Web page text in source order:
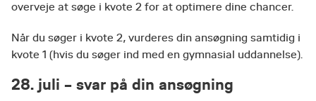
overveje at søge i kvote 2 for at optimere dine chancer.
Når du søger i kvote 2, vurderes din ansøgning samtidig i
kvote 1 (hvis du søger ind med en gymnasial uddannelse).
28. juli – svar på din ansøgning